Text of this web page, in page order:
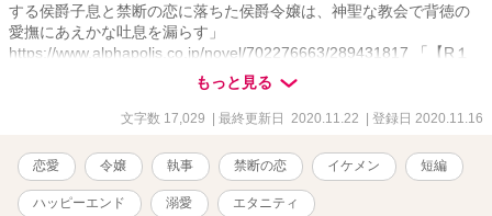
する侯爵子息と禁断の恋に落ちた侯爵令嬢は、神聖な教会で背徳の
愛撫にあえかな吐息を漏らす」
https://www.alphapolis.co.jp/novel/702276663/289431817 「【R１
８】健気なプリンセスは嫉妬した秘密の恋人である教育係にお仕置
https://www.alphapolis.co.jp/novel/702276663/557431007 「【R１
れ、溺愛される」
https://www.alphapolis.co.jp/novel/702276663/373432460
もっと見る
文字数 17,029 | 最終更新日 2020.11.22 | 登録日 2020.11.16
恋愛 令嬢 執事 禁断の恋 イケメン 短編
ハッピーエンド 溺愛 エタニティ